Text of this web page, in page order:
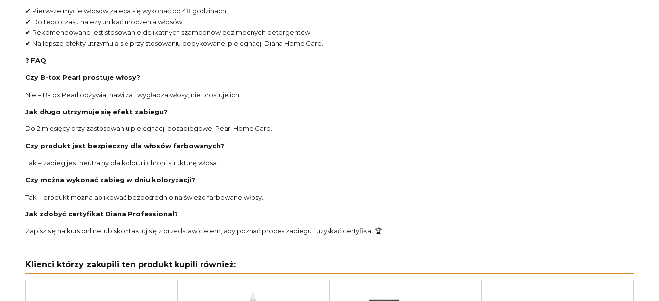
✔ Pierwsze mycie włosów zaleca się wykonać po 48 godzinach.
✔ Do tego czasu należy unikać moczenia włosów.
✔ Rekomendowane jest stosowanie delikatnych szamponów bez mocnych detergentów.
✔ Najlepsze efekty utrzymują się przy stosowaniu dedykowanej pielęgnacji Diana Home Care.
❓ FAQ
Czy B-tox Pearl prostuje włosy?
Nie – B-tox Pearl odżywia, nawilża i wygładza włosy, nie prostuje ich.
Jak długo utrzymuje się efekt zabiegu?
Do 2 miesięcy przy zastosowaniu pielęgnacji pozabiegowej Pearl Home Care.
Czy produkt jest bezpieczny dla włosów farbowanych?
Tak – zabieg jest neutralny dla koloru i chroni strukturę włosa.
Czy można wykonać zabieg w dniu koloryzacji?
Tak – produkt można aplikować bezpośrednio na świeżo farbowane włosy.
Jak zdobyć certyfikat Diana Professional?
Zapisz się na kurs online lub skontaktuj się z przedstawicielem, aby poznać proces zabiegu i uzyskać certyfikat 🏆
Klienci którzy zakupili ten produkt kupili również: